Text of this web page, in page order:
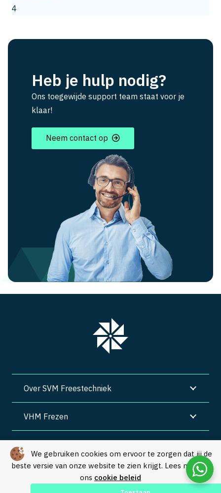
We gebruiken cookies om ervoor te zorgen dat jij de
beste versie van onze website te zien krijgt. Lees meer in
ons cookie beleid
4
Heb je hulp nodig?
Ons toegewijde support team staat voor je
klaar!
Neem contact op
Over SVM Freestechniek
VHM Frezen
Algemene voorwaarden | Privacy
© Copyright 2026 – SVM Freestechniek |
Webdesign by Yooker–